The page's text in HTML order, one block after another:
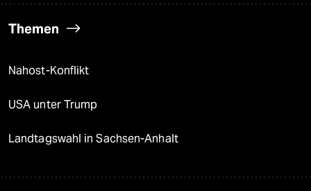
Themen
Nahost-Konflikt
USA unter Trump
Landtagswahl in Sachsen-Anhalt